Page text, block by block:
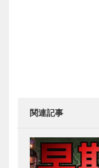
関連記事